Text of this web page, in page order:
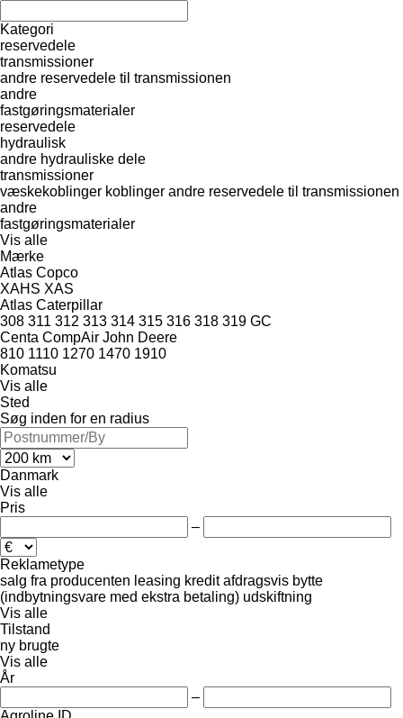
Kategori
reservedele
transmissioner
andre reservedele til transmissionen
andre
fastgøringsmaterialer
reservedele
hydraulisk
andre hydrauliske dele
transmissioner
væskekoblinger koblinger andre reservedele til transmissionen
andre
fastgøringsmaterialer
Vis alle
Mærke
Atlas Copco
XAHS XAS
Atlas Caterpillar
308 311 312 313 314 315 316 318 319 GC
Centa CompAir John Deere
810 1110 1270 1470 1910
Komatsu
Vis alle
Sted
Søg inden for en radius
Danmark
Vis alle
Pris
–
Reklametype
salg fra producenten leasing kredit afdragsvis bytte
(indbytningsvare med ekstra betaling) udskiftning
Vis alle
Tilstand
ny brugte
Vis alle
År
–